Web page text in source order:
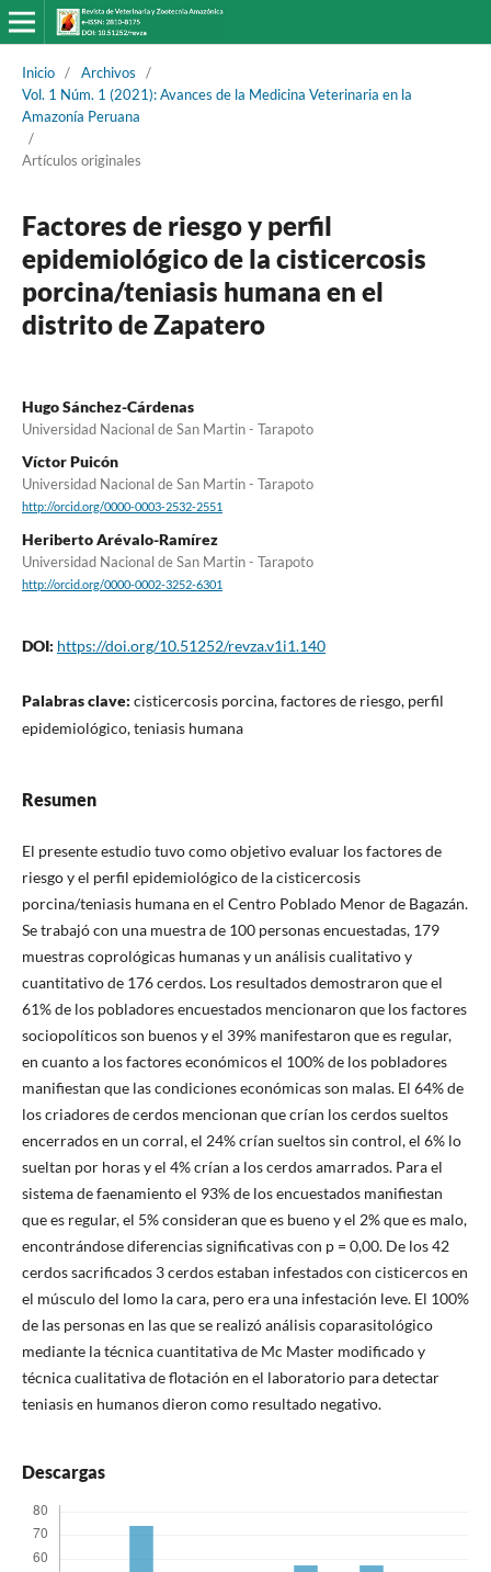
Inicio / Archivos
/
Vol. 1 Núm. 1 (2021): Avances de la Medicina Veterinaria en la
Amazonía Peruana
/
Artículos originales
Factores de riesgo y perfil
epidemiológico de la cisticercosis
porcina/teniasis humana en el
distrito de Zapatero
Hugo Sánchez-Cárdenas
Universidad Nacional de San Martin - Tarapoto
Víctor Puicón
Universidad Nacional de San Martin - Tarapoto
http://orcid.org/0000-0003-2532-2551
Heriberto Arévalo-Ramírez
Universidad Nacional de San Martin - Tarapoto
http://orcid.org/0000-0002-3252-6301
DOI: https://doi.org/10.51252/revza.v1i1.140
Palabras clave: cisticercosis porcina, factores de riesgo, perfil
epidemiológico, teniasis humana
Resumen
El presente estudio tuvo como objetivo evaluar los factores de
riesgo y el perfil epidemiológico de la cisticercosis
porcina/teniasis humana en el Centro Poblado Menor de Bagazán.
Se trabajó con una muestra de 100 personas encuestadas, 179
muestras coprológicas humanas y un análisis cualitativo y
cuantitativo de 176 cerdos. Los resultados demostraron que el
61% de los pobladores encuestados mencionaron que los factores
sociopolíticos son buenos y el 39% manifestaron que es regular,
en cuanto a los factores económicos el 100% de los pobladores
manifiestan que las condiciones económicas son malas. El 64% de
los criadores de cerdos mencionan que crían los cerdos sueltos
encerrados en un corral, el 24% crían sueltos sin control, el 6% lo
sueltan por horas y el 4% crían a los cerdos amarrados. Para el
sistema de faenamiento el 93% de los encuestados manifiestan
que es regular, el 5% consideran que es bueno y el 2% que es malo,
encontrándose diferencias significativas con p = 0,00. De los 42
cerdos sacrificados 3 cerdos estaban infestados con cisticercos en
el músculo del lomo la cara, pero era una infestación leve. El 100%
de las personas en las que se realizó análisis coparasitológico
mediante la técnica cuantitativa de Mc Master modificado y
técnica cualitativa de flotación en el laboratorio para detectar
teniasis en humanos dieron como resultado negativo.
Descargas